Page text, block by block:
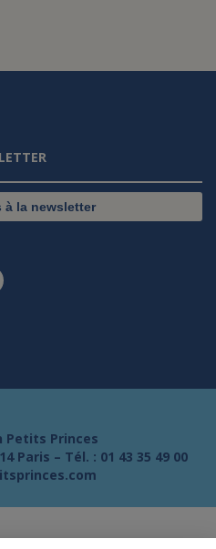
à la newsletter
Petits Princes
Paris – Tél. : 01 43 35 49 00